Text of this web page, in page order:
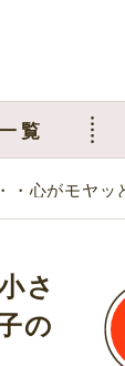
覧
・心がモヤ
さ
の